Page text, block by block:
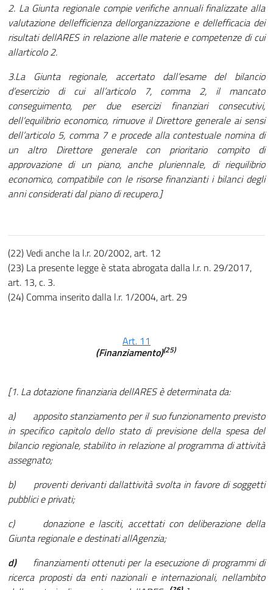
2. La Giunta regionale compie verifiche annuali finalizzate alla
valutazione dellefficienza dellorganizzazione e dellefficacia dei
risultati dellARES in relazione alle materie e competenze di cui
allarticolo 2.
3.La Giunta regionale, accertato dall’esame del bilancio
d’esercizio di cui all’articolo 7, comma 2, il mancato
conseguimento, per due esercizi finanziari consecutivi,
dell’equilibrio economico, rimuove il Direttore generale ai sensi
dell’articolo 5, comma 7 e procede alla contestuale nomina di
un altro Direttore generale con prioritario compito di
approvazione di un piano, anche pluriennale, di riequilibrio
economico, compatibile con le risorse finanzianti i bilanci degli
anni considerati dal piano di recupero.]
(22) Vedi anche la l.r. 20/2002, art. 12
(23) La presente legge è stata abrogata dalla l.r. n. 29/2017,
art. 13, c. 3.
(24) Comma inserito dalla l.r. 1/2004, art. 29
Art. 11
(Finanziamento)(25)
[1. La dotazione finanziaria dellARES è determinata da:
a) apposito stanziamento per il suo funzionamento previsto
in specifico capitolo dello stato di previsione della spesa del
bilancio regionale, stabilito in relazione al programma di attività
assegnato;
b) proventi derivanti dallattività svolta in favore di soggetti
pubblici e privati;
c) donazione e lasciti, accettati con deliberazione della
Giunta regionale e destinati allAgenzia;
d) finanziamenti ottenuti per la esecuzione di programmi di
ricerca proposti da enti nazionali e internazionali, nellambito